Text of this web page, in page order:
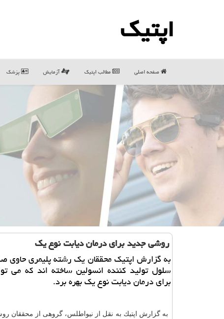
اپتیك
صفحه اصلی مطالب اپتیك آزمایش پزشک
روشی جدید برای درمان دیابت نوع یك
به گزارش اپتیك محققان یك رشته پلیمری حاوی
سلول تولید كننده انسولین ساخته اند كه می
برای درمان دیابت نوع یك بهره برد.
به گزارش اپتیك به نقل از نیواطلس، گروهی از محققان